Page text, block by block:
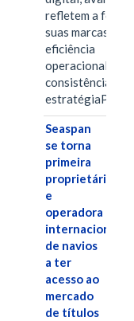
refletem a força
suas marcas, a
eficiência
operacional e a
consistência de
Seaspan
se torna
primeira
proprietária
e
operadora
internacional
de navios
a ter
acesso ao
mercado
de títulos